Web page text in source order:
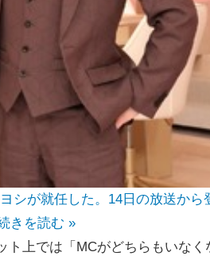
が就任した。14日の放送から
きを読む »
上では「MCがどちらもいなく